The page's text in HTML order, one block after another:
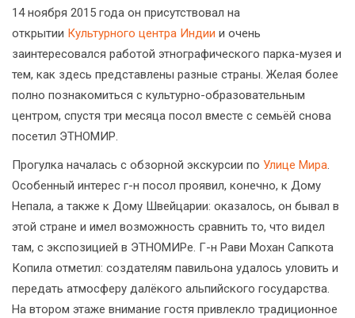
14 ноября 2015 года он присутствовал на
открытии Культурного центра Индии и очень
заинтересовался работой этнографического парка-музея и
тем, как здесь представлены разные страны. Желая более
полно познакомиться с культурно-образовательным
центром, спустя три месяца посол вместе с семьёй снова
посетил ЭТНОМИР.
Прогулка началась с обзорной экскурсии по Улице Мира.
Особенный интерес г-н посол проявил, конечно, к Дому
Непала, а также к Дому Швейцарии: оказалось, он бывал в
этой стране и имел возможность сравнить то, что видел
там, с экспозицией в ЭТНОМИРе. Г-н Рави Мохан Сапкота
Копила отметил: создателям павильона удалось уловить и
передать атмосферу далёкого альпийского государства.
На втором этаже внимание гостя привлекло традиционное